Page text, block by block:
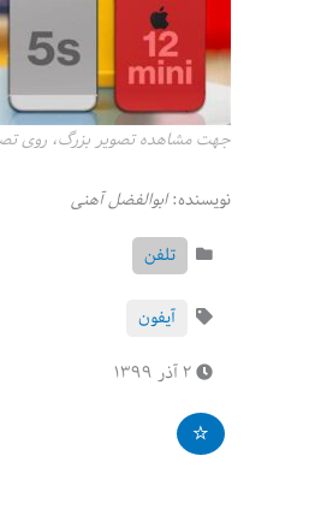
جهت مشاهده تصویر بزرگ، روی
نویسنده:ابوالفضل آهنی
تلفن
آیفون